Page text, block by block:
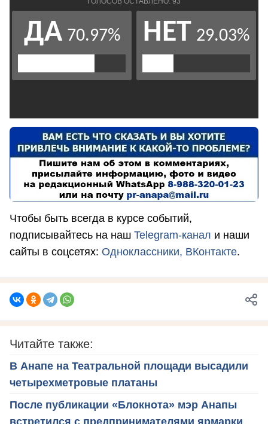
Чтобы быть всегда в курсе событий,
подписывайтесь на наш Telegram-канал и наши
сайты в соцсетях: Одноклассники, ВКонтакте.
Читайте также:
В Анапе на Театральной площади высадили
четырехметровые платаны
После публикации «Блокнота» мэр Анапы